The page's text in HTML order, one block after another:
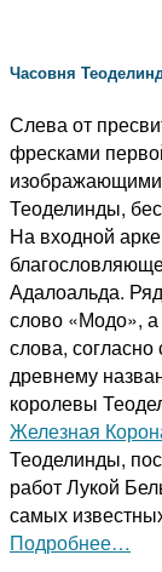
Часовня
Слева от
фресками
изображающими
Теоделинды,
На входной
Адалоальда.
слово «Модо», а
слова,
древнему
королевы
Железная
Теоделинды,
работ Лукой
самых
Подробнее…